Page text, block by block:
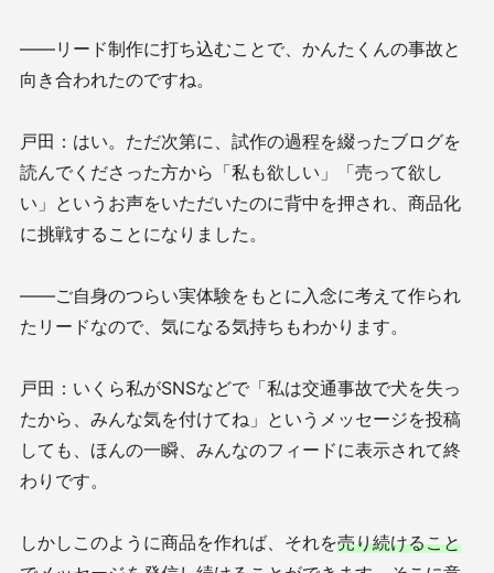
——リード制作に打ち込むことで、かんたくんの事故と
向き合われたのですね。
戸田：はい。ただ次第に、試作の過程を綴ったブログを
読んでくださった方から「私も欲しい」「売って欲し
い」というお声をいただいたのに背中を押され、商品化
に挑戦することになりました。
——ご自身のつらい実体験をもとに入念に考えて作られ
たリードなので、気になる気持ちもわかります。
戸田：いくら私がSNSなどで「私は交通事故で犬を失っ
たから、みんな気を付けてね」というメッセージを投稿
しても、ほんの一瞬、みんなのフィードに表示されて終
わりです。
しかしこのように商品を作れば、それを売り続けること